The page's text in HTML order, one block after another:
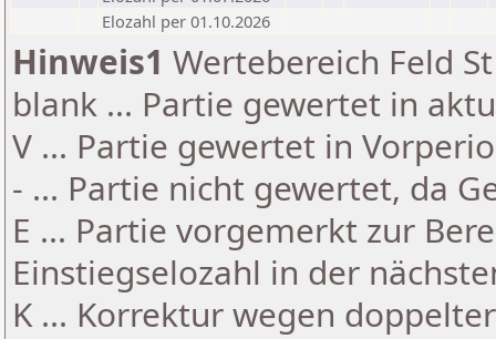
Elozahl per 01.10.2026
Hinweis1 Wertebereich Feld
blank ... Partie gewertet in
V ... Partie gewertet in
- ... Partie nicht gewertet, da
E ... Partie vorgemerkt zur
Einstiegselozahl in der
K ... Korrektur wegen